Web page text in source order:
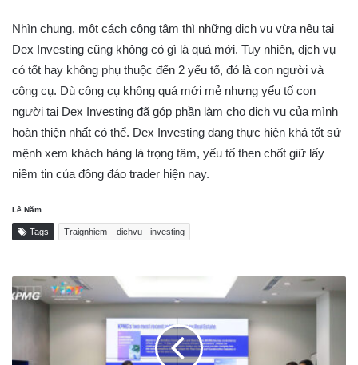
Nhìn chung, một cách công tâm thì những dịch vụ vừa nêu tại
Dex Investing cũng không có gì là quá mới. Tuy nhiên, dịch vụ
có tốt hay không phụ thuộc đến 2 yếu tố, đó là con người và
công cụ. Dù công cụ không quá mới mẻ nhưng yếu tố con
người tại Dex Investing đã góp phần làm cho dịch vụ của mình
hoàn thiện nhất có thể. Dex Investing đang thực hiện khá tốt sứ
mệnh xem khách hàng là trọng tâm, yếu tố then chốt giữ lấy
niềm tin của đông đảo trader hiện nay.
Lê Năm
Tags Traignhiem – dichvu - investing